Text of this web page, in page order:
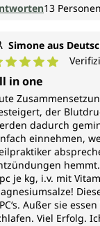
13
Simone aus
in one
der
dadurch
einnehmen,
je kg, i.v. mit
Außer sie
Viel Erfolg.